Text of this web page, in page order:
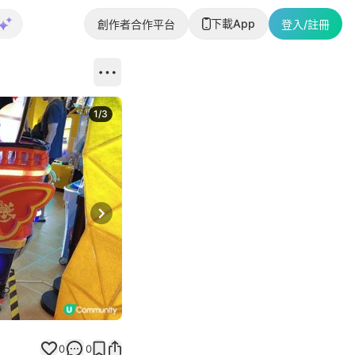
創作者合作平台 下載App 登入/註冊
Next slide
1/3
0 0